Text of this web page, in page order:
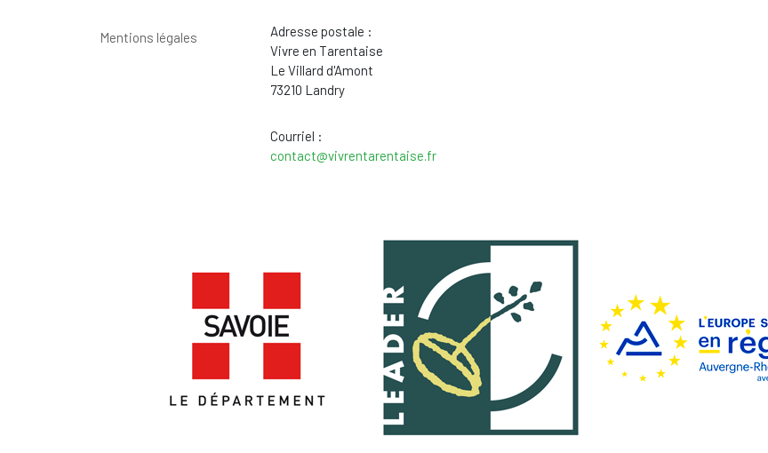
Mentions légales
Adresse postale :
Vivre en Tarentaise
Le Villard d'Amont
73210 Landry
Courriel :
contact@vivrentarentaise.fr